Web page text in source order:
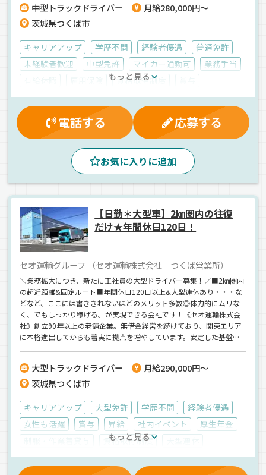
中型トラックドライバー
月給280,000円～
茨城県つくば市
キャリアアップ 学歴不問 経験者優遇
普通免許
未経験者歓迎
中型免許 マイカー通勤可
業務手当
資格取得制度
社内イベント
再雇用制度 厚生年金
社員登用制度
大型連休
休日出勤割増金
健康保険
制服・作業着貸与
朝 昼 夕方
夜
カゴ車輸送 新車 地場
ドライブレコーダー
バックアイモニター装備
ETC搭載
重機 工業製品 その他
自動車部品
ウィング車
正社員
もっと見る
電話する 応募する
お気に入りに追加
【日勤＊大型車】2㎞圏内の往復
だけ★年間休日120日！
セオ運輸グループ （セオ運輸株式会社 つくば営業所）
＼業務拡大につき、新たに正社員の大型ドライバー募集！／■2㎞圏内
の超近距離&固定ルート■年間休日120日以上&大型連休あり・・・な
どなど、ここには書ききれないほどのメリット多数◎体力的にムリな
く、でもしっかり稼げる。が実現できる会社です！《セオ運輸株式会
社》創立90年以上の老舗企業。無借金経営を続けており、関東エリア
に本格進出してからも着実に拠点を増やしています。安定した基盤に
大型トラックドライバー
月給290,000円～
茨城県つくば市
キャリアアップ 大型免許 学歴不問
経験者優遇
女性も活躍
賞与 昇給 社内イベント
厚生年金
資格取得制度
雇用保険
再雇用制度 健康保険
社員登用制度
もっと見る